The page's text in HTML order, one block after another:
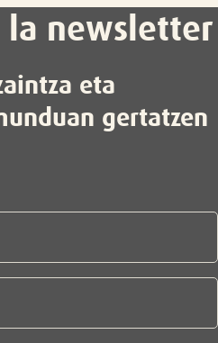
la newsletter
eta
gertatzen